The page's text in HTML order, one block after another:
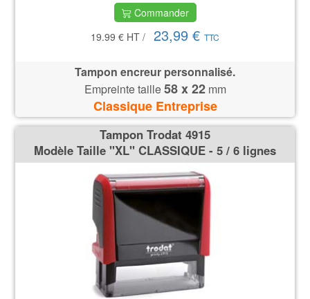
Commander
19.99 € HT / 23,99 € TTC
Tampon encreur personnalisé.
Empreinte taille58 x 22mm
Classique Entreprise
Tampon Trodat 4915
Modèle Taille ''XL'' CLASSIQUE - 5 / 6 lignes